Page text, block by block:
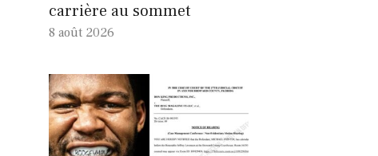
carrière au sommet
8 août 2026